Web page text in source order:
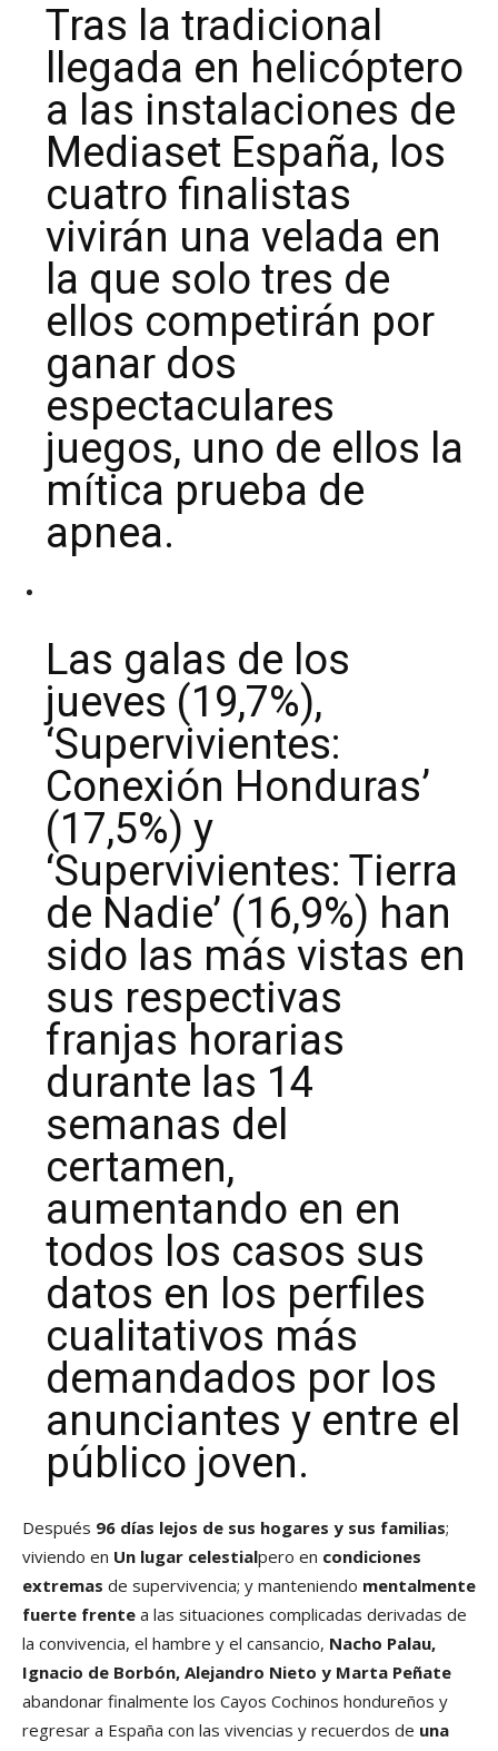
Tras la tradicional
llegada en helicóptero
a las instalaciones de
Mediaset España, los
cuatro finalistas
vivirán una velada en
la que solo tres de
ellos competirán por
ganar dos
espectaculares
juegos, uno de ellos la
mítica prueba de
apnea.
Las galas de los
jueves (19,7%),
‘Supervivientes:
Conexión Honduras’
(17,5%) y
‘Supervivientes: Tierra
de Nadie’ (16,9%) han
sido las más vistas en
sus respectivas
franjas horarias
durante las 14
semanas del
certamen,
aumentando en en
todos los casos sus
datos en los perfiles
cualitativos más
demandados por los
anunciantes y entre el
público joven.
Después 96 días lejos de sus hogares y sus familias;
viviendo en Un lugar celestialpero en condiciones
extremas de supervivencia; y manteniendo mentalmente
fuerte frente a las situaciones complicadas derivadas de
la convivencia, el hambre y el cansancio, Nacho Palau,
Ignacio de Borbón, Alejandro Nieto y Marta Peñate
abandonar finalmente los Cayos Cochinos hondureños y
regresar a España con las vivencias y recuerdos de una